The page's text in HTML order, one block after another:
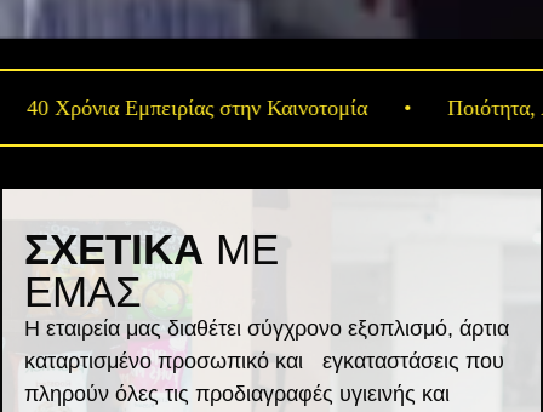
Εμπειρίας στην Καινοτομία • Ποιότητα,
ΣΧΕΤΙΚΑ ΜΕ
ΕΜΑΣ
Η εταιρεία μας διαθέτει σύγχρονο εξοπλισμό, άρτια
καταρτισμένο προσωπικό και εγκαταστάσεις που
πληρούν όλες τις προδιαγραφές υγιεινής και